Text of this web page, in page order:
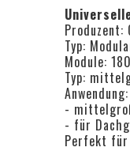
Produzent:
Typ:
Module:
Typ:
Anwendung:
-
- für
Perfekt für